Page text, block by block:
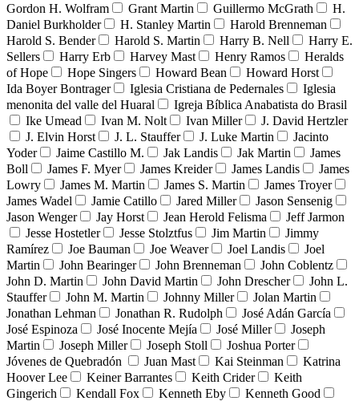
Gordon H. Wolfram
Grant Martin Guillermo McGrath
H.
Daniel Burkholder
H. Stanley Martin
Harold Brenneman
Harold S. Bender
Harold S. Martin Harry B. Nell
Harry E.
Sellers
Harry Erb Harvey Mast Henry Ramos
Heralds
of Hope
Hope Singers Howard Bean
Howard Horst
Ida Boyer Bontrager
Iglesia Cristiana de Pedernales
Iglesia
menonita del valle del Huaral
Igreja Bíblica Anabatista do Brasil
Ike Umead
Ivan M. Nolt Ivan Miller
J. David Hertzler
J. Elvin Horst
J. L. Stauffer J. Luke Martin
Jacinto
Yoder
Jaime Castillo M. Jak Landis Jak Martin
James
Boll
James F. Myer James Kreider James Landis
James
Lowry
James M. Martin James S. Martin
James Troyer
James Wadel
Jamie Catillo Jared Miller
Jason Sensenig
Jason Wenger
Jay Horst Jean Herold Felisma
Jeff Jarmon
Jesse Hostetler
Jesse Stolztfus Jim Martin
Jimmy
Ramírez
Joe Bauman Joe Weaver Joel Landis
Joel
Martin
John Bearinger John Brenneman
John Coblentz
John D. Martin
John David Martin John Drescher
John L.
Stauffer
John M. Martin Johnny Miller
Jolan Martin
Jonathan Lehman
Jonathan R. Rudolph
José Adán García
José Espinoza
José Inocente Mejía José Miller
Joseph
Martin
Joseph Miller Joseph Stoll
Joshua Porter
Jóvenes de Quebradón
Juan Mast Kai Steinman
Katrina
Hoover Lee
Keiner Barrantes Keith Crider
Keith
Gingerich
Kendall Fox Kenneth Eby
Kenneth Good